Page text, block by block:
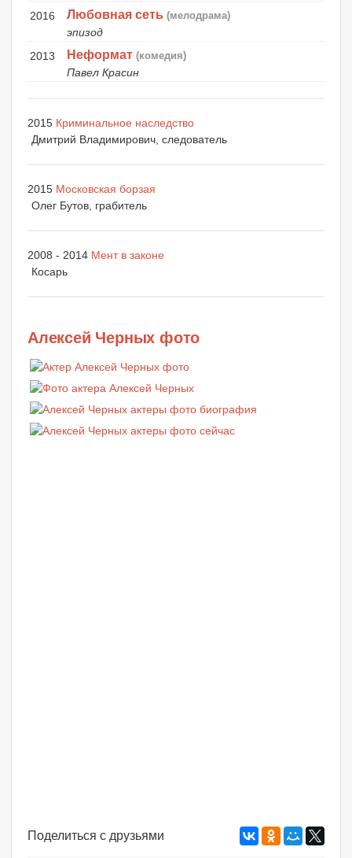
2016
Любовная сеть (мелодрама)
эпизод
2013
Неформат (комедия)
Павел Красин
2015 Криминальное наследство
Дмитрий Владимирович, следователь
2015 Московская борзая
Олег Бутов, грабитель
2008 - 2014 Мент в законе
Косарь
Алексей Черных фото
Поделиться с друзьями